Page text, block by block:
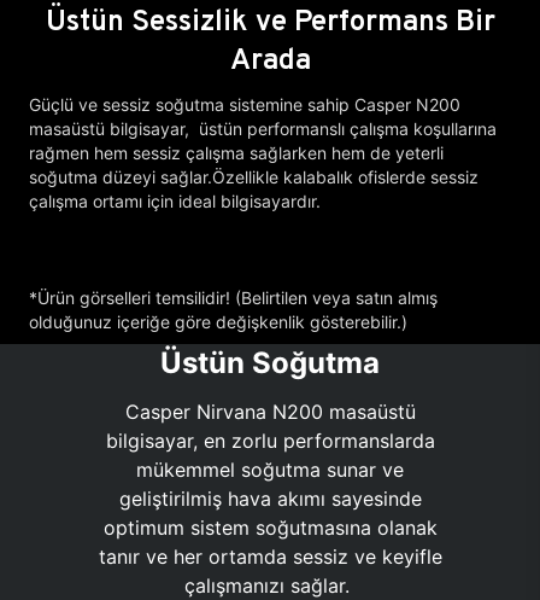
Üstün Sessizlik ve Performans Bir
Arada
Güçlü ve sessiz soğutma sistemine sahip Casper N200
masaüstü bilgisayar, üstün performanslı çalışma koşullarına
rağmen hem sessiz çalışma sağlarken hem de yeterli
soğutma düzeyi sağlar.Özellikle kalabalık ofislerde sessiz
çalışma ortamı için ideal bilgisayardır.
*Ürün görselleri temsilidir! (Belirtilen veya satın almış
olduğunuz içeriğe göre değişkenlik gösterebilir.)
Üstün Soğutma
Casper Nirvana N200 masaüstü
bilgisayar, en zorlu performanslarda
mükemmel soğutma sunar ve
geliştirilmiş hava akımı sayesinde
optimum sistem soğutmasına olanak
tanır ve her ortamda sessiz ve keyifle
çalışmanızı sağlar.